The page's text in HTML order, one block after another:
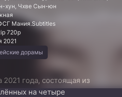
хун, Чхве Сын-юн
Мания.Subtitles
720p
2021
дорамы
года, состоящая из
на четыре